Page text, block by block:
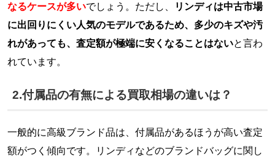
なるケースが多いでしょう。ただし、
リンディは中古市場
に出回りにくい人気のモデルであるため、多少のキズや汚
れがあっても、査定額が極端に安くなることはないと言わ
れています。
2.付属品の有無による買取相場の違いは？
一般的に高級ブランド品は、付属品があるほうが高い査定
額がつく傾向です。リンディなどのブランドバッグに関し